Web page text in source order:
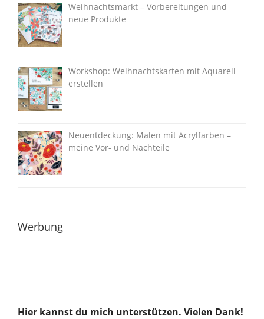
Weihnachtsmarkt – Vorbereitungen und
neue Produkte
Workshop: Weihnachtskarten mit Aquarell
erstellen
Neuentdeckung: Malen mit Acrylfarben –
meine Vor- und Nachteile
Werbung
Hier kannst du mich unterstützen. Vielen Dank!